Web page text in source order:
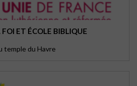
ET ÉCOLE BIBLIQUE
temple du Havre